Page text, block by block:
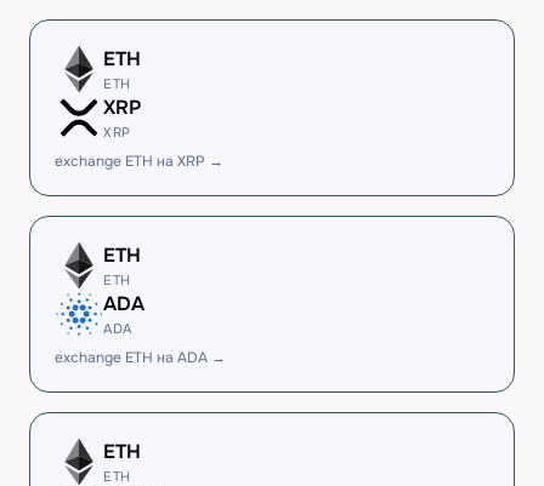
ETH
ETH
XRP
XRP
exchange ETH на XRP →
ETH
ETH
ADA
ADA
exchange ETH на ADA →
ETH
ETH